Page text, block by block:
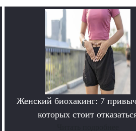
Женский биохакинг: 7
которых стоит